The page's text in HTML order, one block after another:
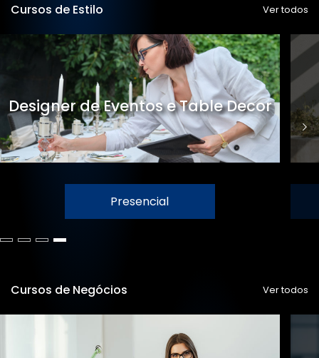
Cursos de Estilo Ver todos
Designer de Eventos e Table Decor
Presencial
Cursos de Negócios Ver todos